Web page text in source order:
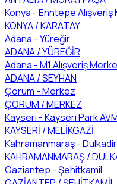
Konya - Enntepe Alışveriş
KONYA / KARATAY
Adana - Yüreğir
ADANA / YÜREĞİR
Adana - M1 Alışveriş
ADANA / SEYHAN
Çorum - Merkez
ÇORUM / MERKEZ
Kayseri - Kayseri Park
KAYSERİ / MELİKGAZİ
Kahramanmaraş -
KAHRAMANMARAŞ /
Gaziantep - Şehitkamil